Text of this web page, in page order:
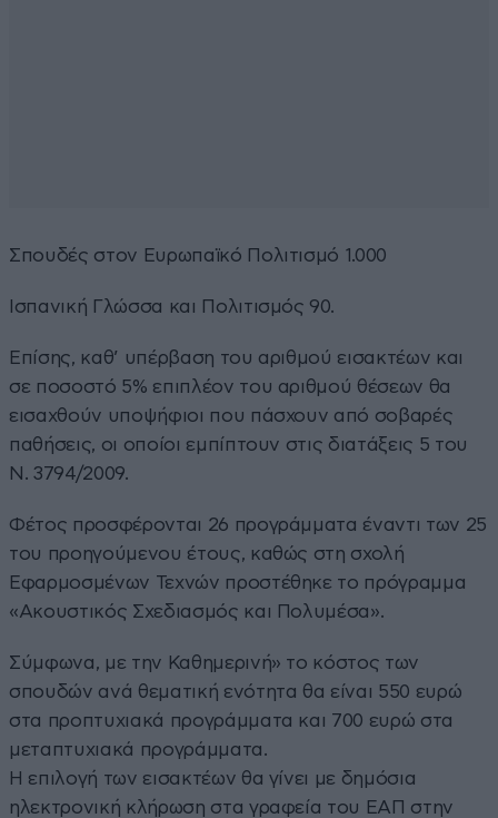
Σπουδές στον Ευρωπαϊκό Πολιτισμό 1.000
Ισπανική Γλώσσα και Πολιτισμός 90.
Επίσης, καθ’ υπέρβαση του αριθμού εισακτέων και
σε ποσοστό 5% επιπλέον του αριθμού θέσεων θα
εισαχθούν υποψήφιοι που πάσχουν από σοβαρές
παθήσεις, οι οποίοι εμπίπτουν στις διατάξεις 5 του
Ν. 3794/2009.
Φέτος προσφέρονται 26 προγράμματα έναντι των 25
του προηγούμενου έτους, καθώς στη σχολή
Εφαρμοσμένων Τεχνών προστέθηκε το πρόγραμμα
«Ακουστικός Σχεδιασμός και Πολυμέσα».
Σύμφωνα, με την Καθημερινή» το κόστος των
σπουδών ανά θεματική ενότητα θα είναι 550 ευρώ
στα προπτυχιακά προγράμματα και 700 ευρώ στα
μεταπτυχιακά προγράμματα.
Η επιλογή των εισακτέων θα γίνει με δημόσια
ηλεκτρονική κλήρωση στα γραφεία του ΕΑΠ στην